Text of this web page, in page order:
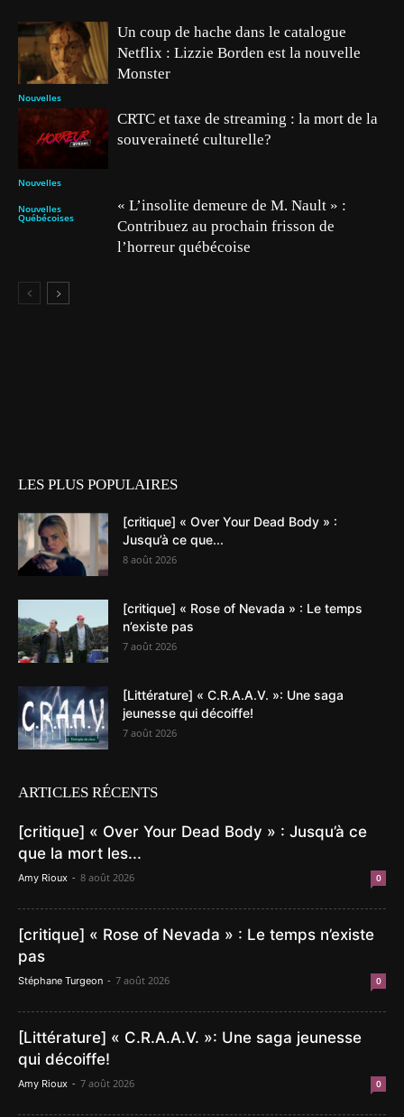
Nouvelles
Un coup de hache dans le catalogue
Netflix : Lizzie Borden est la nouvelle
Monster
Nouvelles
CRTC et taxe de streaming : la mort de la
souveraineté culturelle?
Nouvelles
Québécoises
« L’insolite demeure de M. Nault » :
Contribuez au prochain frisson de
l’horreur québécoise
LES PLUS POPULAIRES
[critique] « Over Your Dead Body » :
Jusqu’à ce que...
8 août 2026
[critique] « Rose of Nevada » : Le temps
n’existe pas
7 août 2026
[Littérature] « C.R.A.A.V. »: Une saga
jeunesse qui décoiffe!
7 août 2026
ARTICLES RÉCENTS
[critique] « Over Your Dead Body » : Jusqu’à ce
que la mort les...
Amy Rioux - 8 août 2026 0
[critique] « Rose of Nevada » : Le temps n’existe
pas
Stéphane Turgeon - 7 août 2026 0
[Littérature] « C.R.A.A.V. »: Une saga jeunesse
qui décoiffe!
Amy Rioux - 7 août 2026 0